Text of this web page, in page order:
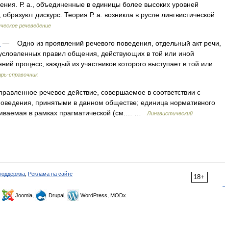
Р. а., объединенные в единицы более высоких уровней
дискурс. Теория Р. а. возникла в русле лингвистической
речеведение
— Одно из проявлений речевого поведения, отдельный акт речи,
правил общения, действующих в той или иной
процесс, каждый из участников которого выступает в той или …
справочник
речевое действие, совершаемое в соответствии с
принятыми в данном обществе; единица нормативного
в рамках прагматической (см.… …
Лингвистический
18+
Реклама на сайте
Joomla, Drupal, WordPress, MODx.